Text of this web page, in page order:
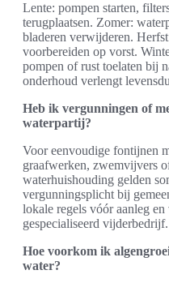
Lente: pompen starten,
terugplaatsen. Zomer:
bladeren verwijderen.
voorbereiden op vorst.
pompen of rust toelaten bij
onderhoud verlengt
Heb ik vergunningen of
waterpartij?
Voor eenvoudige fontijnen
graafwerken, zwemvijvers
waterhuishouding gelden
vergunningsplicht bij
lokale regels vóór aanleg
gespecialiseerd vijderbedrijf.
Hoe voorkom ik
water?